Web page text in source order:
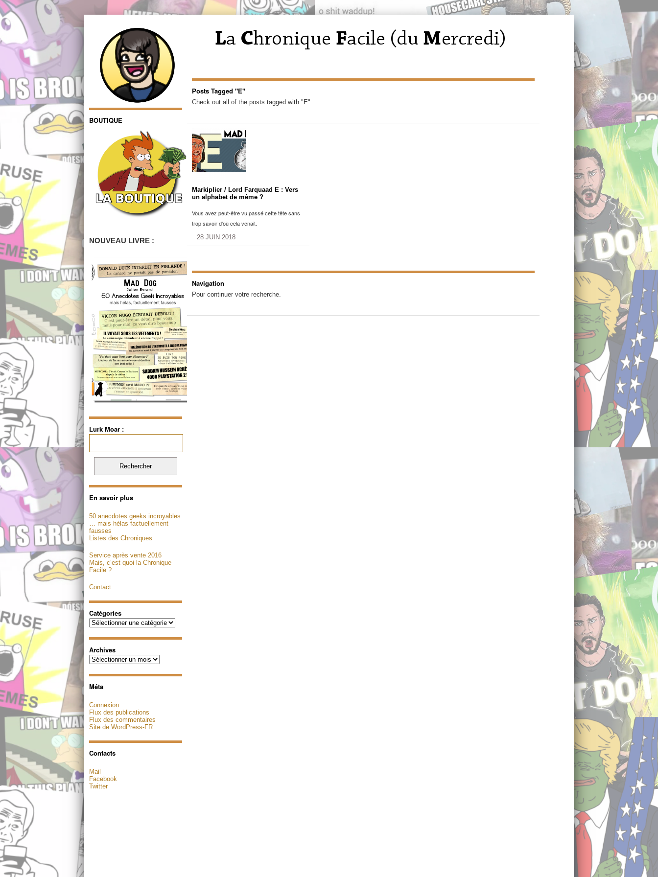
BOUTIQUE
NOUVEAU LIVRE :
Lurk Moar :
En savoir plus
50 anecdotes geeks incroyables
… mais hélas factuellement
fausses
Listes des Chroniques
Service après vente 2016
Mais, c’est quoi la Chronique
Facile ?
Contact
Catégories
Catégories
Archives
Archives
Méta
Connexion
Flux des publications
Flux des commentaires
Site de WordPress-FR
Contacts
Mail
Facebook
Twitter
Posts Tagged "E"
Check out all of the posts tagged with "E".
Markiplier / Lord Farquaad E : Vers
un alphabet de mème ?
Vous avez peut-être vu passé cette tête sans
trop savoir d’où cela venait.
28 JUIN 2018
Navigation
Pour continuer votre recherche.